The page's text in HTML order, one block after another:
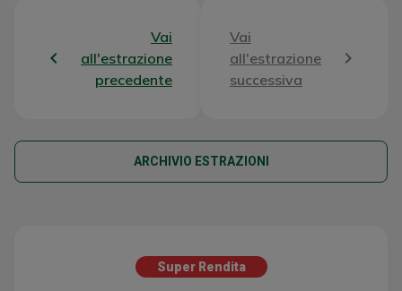
Vai
all'estrazione
precedente
Vai
all'estrazione
successiva
ARCHIVIO ESTRAZIONI
Super Rendita